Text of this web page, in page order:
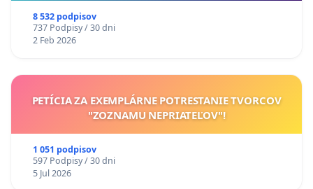
8 532 podpisov
737 Podpisy / 30 dni
2 Feb 2026
PETÍCIA ZA EXEMPLÁRNE POTRESTANIE TVORCOV
"ZOZNAMU NEPRIATEĽOV"!
1 051 podpisov
597 Podpisy / 30 dni
5 Jul 2026